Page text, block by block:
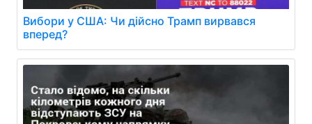
Вибори у США: Чи дійсно Трамп вирвався
вперед?